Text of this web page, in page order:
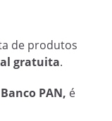
de produtos
gratuita.
PAN, é